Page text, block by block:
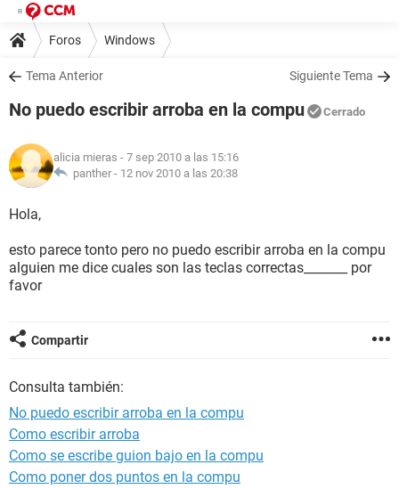
Foros Windows
Tema Anterior Siguiente Tema
No puedo escribir arroba en la compu Cerrado
alicia mieras - 7 sep 2010 a las 15:16
panther - 12 nov 2010 a las 20:38
Hola,
esto parece tonto pero no puedo escribir arroba en la compu
alguien me dice cuales son las teclas correctas_______ por
favor
Compartir
Consulta también:
No puedo escribir arroba en la compu
Como escribir arroba
Como se escribe guion bajo en la compu
Como poner dos puntos en la compu